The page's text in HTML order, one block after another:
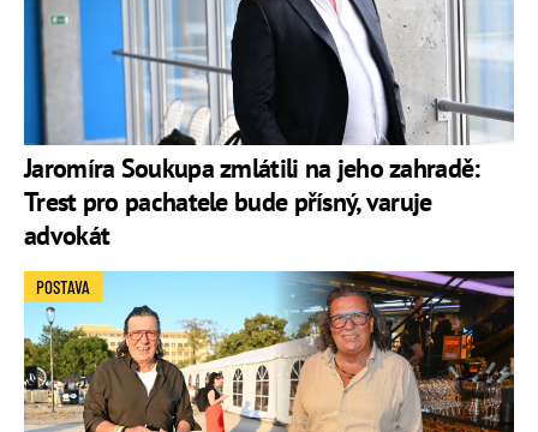
Jaromíra Soukupa zmlátili na jeho zahradě:
Trest pro pachatele bude přísný, varuje
advokát
POSTAVA